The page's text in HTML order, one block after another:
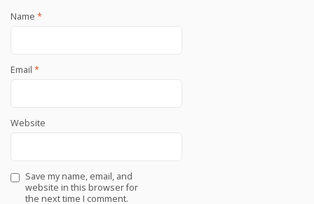
Name *
Email *
Website
Save my name, email, and
website in this browser for
the next time I comment.